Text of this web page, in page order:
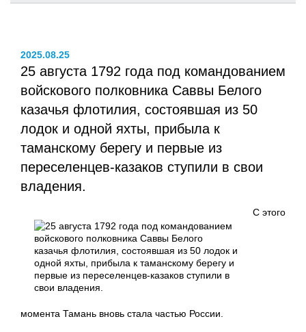
2025.08.25
25 августа 1792 года под командованием
войскового полковника Саввы Белого
казачья флотилия, состоявшая из 50
лодок и одной яхты, прибыла к
таманскому берегу и первые из
переселенцев-казаков ступили в свои
владения.
С этого
момента Тамань вновь стала частью России.